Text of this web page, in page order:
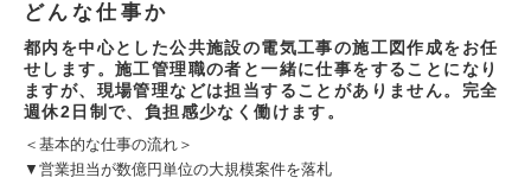
どんな仕事か
都内を中心とした公共施設の電気工事の施工図作成をお任
せします。施工管理職の者と一緒に仕事をすることになり
ますが、現場管理などは担当することがありません。完全
週休2日制で、負担感少なく働けます。
＜基本的な仕事の流れ＞
▼営業担当が数億円単位の大規模案件を落札